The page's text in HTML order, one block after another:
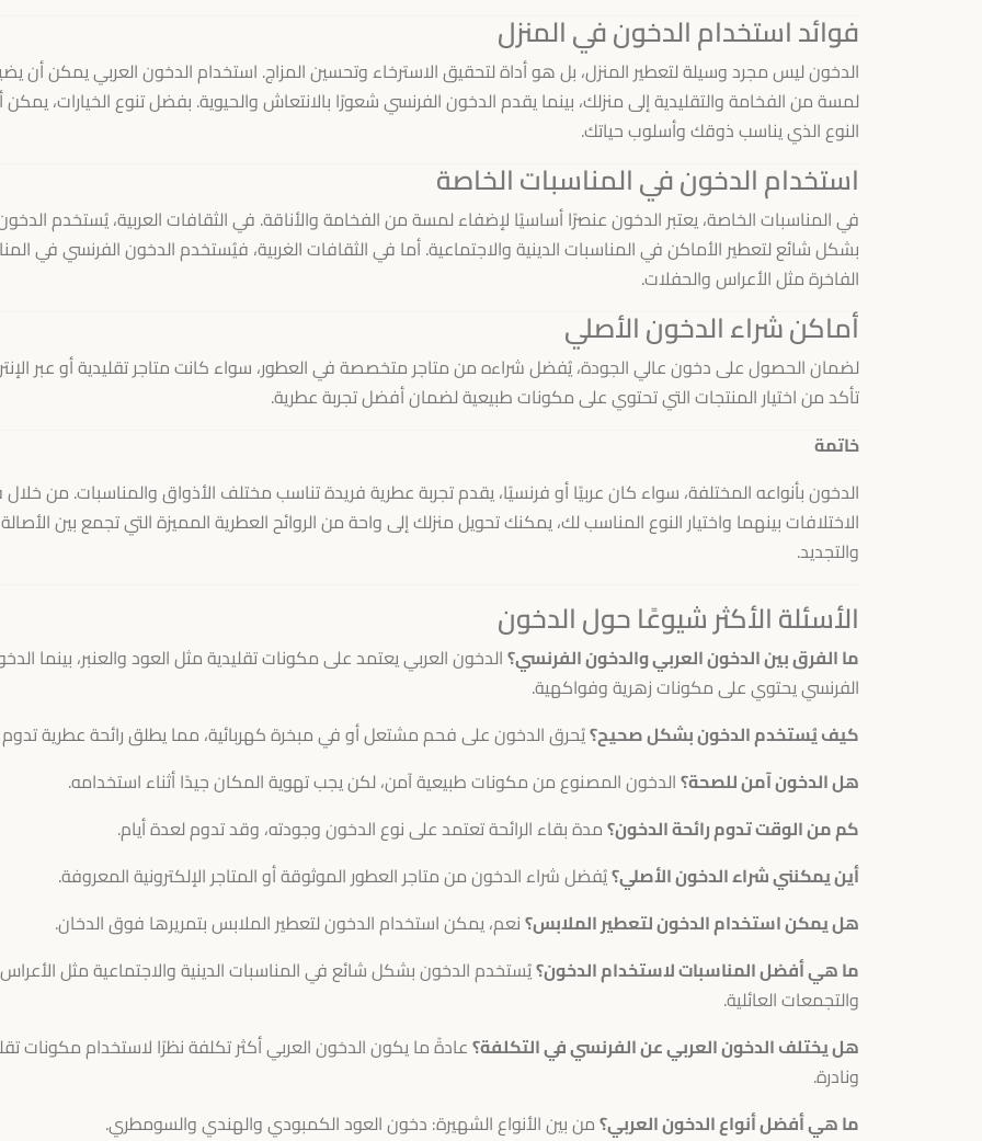
فوائد استخدام الدخون في المنزل
الدخون ليس مجرد وسيلة لتعطير المنزل، بل هو أداة لتحقيق الاسترخاء وتحسين المزاج. استخدام الدخون العربي يمكن أن
لمسة من الفخامة والتقليدية إلى منزلك، بينما يقدم الدخون الفرنسي شعورًا بالانتعاش والحيوية. بفضل تنوع الخيارات،
النوع الذي يناسب ذوقك وأسلوب حياتك.
استخدام الدخون في المناسبات الخاصة
في المناسبات الخاصة، يعتبر الدخون عنصرًا أساسيًا لإضفاء لمسة من الفخامة والأناقة. في الثقافات العربية، يُستخدم
بشكل شائع لتعطير الأماكن في المناسبات الدينية والاجتماعية. أما في الثقافات الغربية، فيُستخدم الدخون الفرنسي في
الفاخرة مثل الأعراس والحفلات.
أماكن شراء الدخون الأصلي
لضمان الحصول على دخون عالي الجودة، يُفضل شراءه من متاجر متخصصة في العطور، سواء كانت متاجر تقليدية أو عبر
تأكد من اختيار المنتجات التي تحتوي على مكونات طبيعية لضمان أفضل تجربة عطرية.
خاتمة
الدخون بأنواعه المختلفة، سواء كان عربيًا أو فرنسيًا، يقدم تجربة عطرية فريدة تناسب مختلف الأذواق والمناسبات. من
الاختلافات بينهما واختيار النوع المناسب لك، يمكنك تحويل منزلك إلى واحة من الروائح العطرية المميزة التي تجمع بين الأصالة
والتجديد.
الأسئلة الأكثر شيوعًا حول الدخون
ما الفرق بين الدخون العربي والدخون الفرنسي؟الدخون العربي يعتمد على مكونات تقليدية مثل العود والعنبر، بينما
الفرنسي يحتوي على مكونات زهرية وفواكهية.
كيف يُستخدم الدخون بشكل صحيح؟يُحرق الدخون على فحم مشتعل أو في مبخرة كهربائية، مما يطلق رائحة عطرية تدوم
هل الدخون آمن للصحة؟الدخون المصنوع من مكونات طبيعية آمن، لكن يجب تهوية المكان جيدًا أثناء استخدامه.
كم من الوقت تدوم رائحة الدخون؟مدة بقاء الرائحة تعتمد على نوع الدخون وجودته، وقد تدوم لعدة أيام.
أين يمكنني شراء الدخون الأصلي؟يُفضل شراء الدخون من متاجر العطور الموثوقة أو المتاجر الإلكترونية المعروفة.
هل يمكن استخدام الدخون لتعطير الملابس؟نعم، يمكن استخدام الدخون لتعطير الملابس بتمريرها فوق الدخان.
ما هي أفضل المناسبات لاستخدام الدخون؟يُستخدم الدخون بشكل شائع في المناسبات الدينية والاجتماعية مثل الأعراس
والتجمعات العائلية.
هل يختلف الدخون العربي عن الفرنسي في التكلفة؟عادةً ما يكون الدخون العربي أكثر تكلفة نظرًا لاستخدام مكونات
ونادرة.
ما هي أفضل أنواع الدخون العربي؟من بين الأنواع الشهيرة: دخون العود الكمبودي والهندي والسومطري.